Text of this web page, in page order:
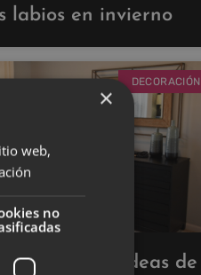
labios en invierno
DECORACIÓN
estas ideas de
×
web,
no